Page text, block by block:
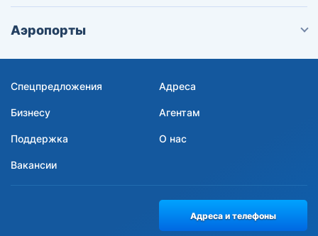
Аэропорты
Спецпредложения Адреса
Бизнесу Агентам
Поддержка О нас
Вакансии
Адреса и телефоны